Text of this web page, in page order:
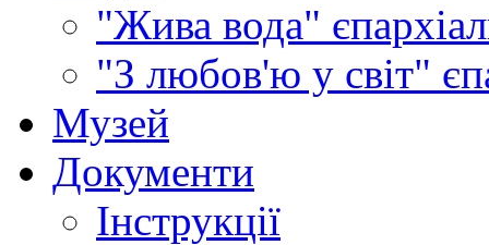
"Жива вода"
"З любов'ю у світ"
Музей
Документи
Інструкції